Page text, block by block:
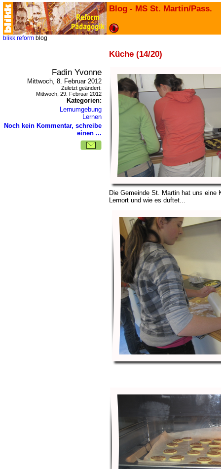
Blog - MS St. Martin/Pass.
blikk reform blog
Küche (14/20)
Fadin Yvonne
Mittwoch, 8. Februar 2012
Zuletzt geändert:
Mittwoch, 29. Februar 2012
Kategorien:
Lernumgebung
Lernen
Noch kein Kommentar, schreibe
einen ...
Die Gemeinde St. Martin hat uns eine
Lernort und wie es duftet...